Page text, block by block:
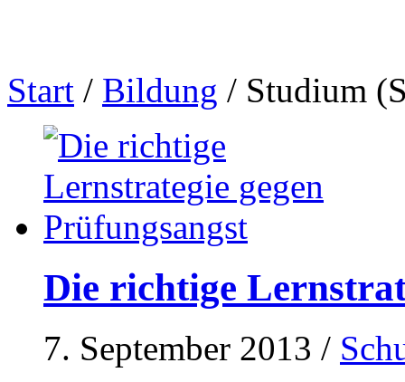
Start / Bildung / Studium
Die richtige
7. September 2013 /